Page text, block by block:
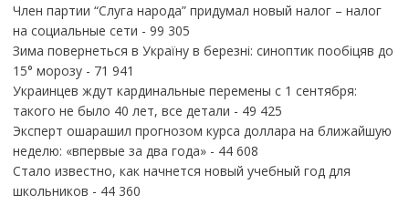
Член партии “Слуга народа” придумал новый налог – налог
на социальные сети - 99 305
Зима повернеться в Україну в березні: синоптик пообіцяв до
15° морозу- 71 941
Украинцев ждут кардинальные перемены с 1 сентября:
такого не было 40 лет, все детали - 49 425
Эксперт ошарашил прогнозом курса доллара на ближайшую
неделю: «впервые за два года»- 44 608
Стало известно, как начнется новый учебный год для
школьников - 44 360